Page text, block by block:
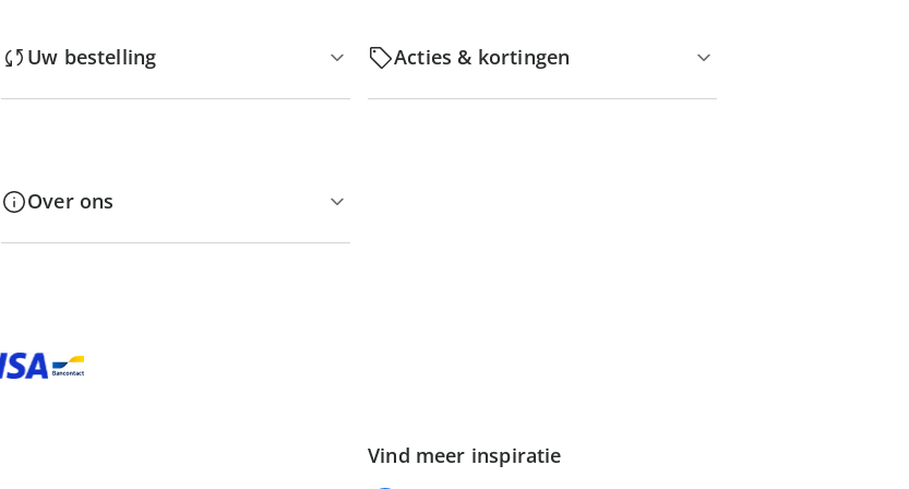
Uw bestelling Acties & kortingen
Over ons
Vind meer inspiratie